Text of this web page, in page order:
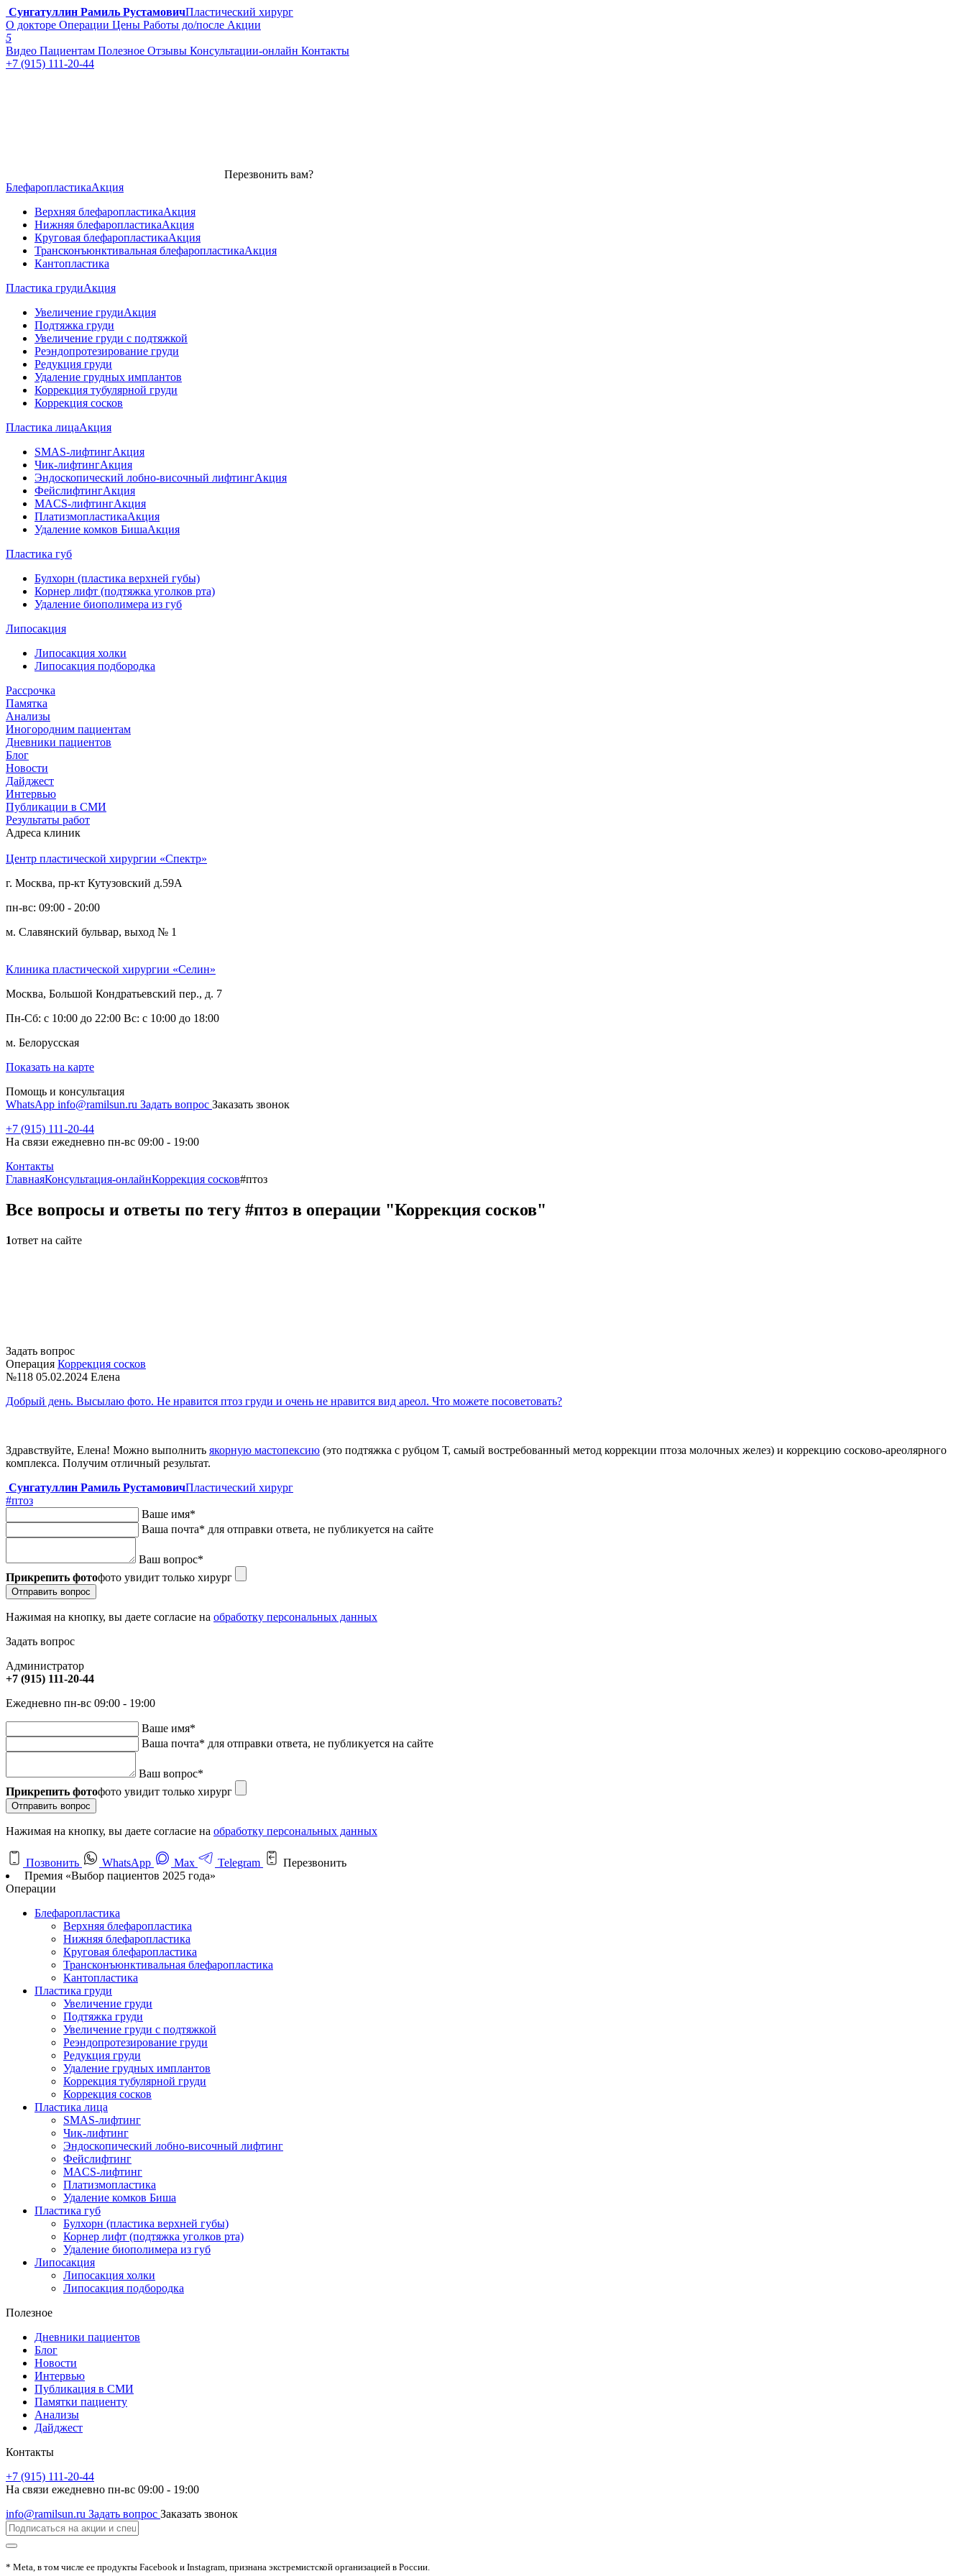
Сунгатуллин Рамиль РустамовичПластический хирург
О докторе Операции Цены Работы до/после Акции
5
Видео Пациентам Полезное Отзывы Консультации-онлайн Контакты
+7 (915) 111-20-44
Перезвонить вам?
БлефаропластикаАкция
Верхняя блефаропластикаАкция
Нижняя блефаропластикаАкция
Круговая блефаропластикаАкция
Трансконъюнктивальная блефаропластикаАкция
Кантопластика
Пластика грудиАкция
Увеличение грудиАкция
Подтяжка груди
Увеличение груди с подтяжкой
Реэндопротезирование груди
Редукция груди
Удаление грудных имплантов
Коррекция тубулярной груди
Коррекция сосков
Пластика лицаАкция
SMAS-лифтингАкция
Чик-лифтингАкция
Эндоскопический лобно-височный лифтингАкция
ФейслифтингАкция
MACS-лифтингАкция
ПлатизмопластикаАкция
Удаление комков БишаАкция
Пластика губ
Булхорн (пластика верхней губы)
Корнер лифт (подтяжка уголков рта)
Удаление биополимера из губ
Липосакция
Липосакция холки
Липосакция подбородка
Рассрочка
Памятка
Анализы
Иногородним пациентам
Дневники пациентов
Блог
Новости
Дайджест
Интервью
Публикации в СМИ
Результаты работ
Адреса клиник
Центр пластической хирургии «Спектр»
г. Москва, пр-кт Кутузовский д.59А
пн-вс: 09:00 - 20:00
м. Славянский бульвар, выход № 1
Клиника пластической хирургии «Селин»
Москва, Большой Кондратьевский пер., д. 7
Пн-Сб: с 10:00 до 22:00 Вс: с 10:00 до 18:00
м. Белорусская
Показать на карте
Помощь и консультация
WhatsApp info@ramilsun.ru Задать вопрос Заказать звонок
+7 (915) 111-20-44
На связи ежедневно пн-вс 09:00 - 19:00
Контакты
ГлавнаяКонсультация-онлайнКоррекция сосков#птоз
Все вопросы и ответы по тегу #птоз в операции "Коррекция сосков"
1ответ на сайте
Задать вопрос
Операция Коррекция сосков
№118 05.02.2024 Елена
Добрый день. Высылаю фото. Не нравится птоз груди и очень не нравится вид ареол. Что можете посоветовать?
Здравствуйте, Елена! Можно выполнить якорную мастопексию (это подтяжка с рубцом Т, самый востребованный метод коррекции птоза молочных желез) и коррекцию сосково-ареолярного
комплекса. Получим отличный результат.
Сунгатуллин Рамиль РустамовичПластический хирург
#птоз
Ваше имя*
Ваша почта* для отправки ответа, не публикуется на сайте
Ваш вопрос*
Прикрепить фотофото увидит только хирург
Отправить вопрос
Нажимая на кнопку, вы даете согласие на обработку персональных данных
Задать вопрос
Администратор
+7 (915) 111-20-44
Ежедневно пн-вс 09:00 - 19:00
Ваше имя*
Ваша почта* для отправки ответа, не публикуется на сайте
Ваш вопрос*
Прикрепить фотофото увидит только хирург
Отправить вопрос
Нажимая на кнопку, вы даете согласие на обработку персональных данных
Позвонить WhatsApp Max Telegram
Перезвонить
Премия «Выбор пациентов 2025 года»
Операции
Блефаропластика
Верхняя блефаропластика
Нижняя блефаропластика
Круговая блефаропластика
Трансконъюнктивальная блефаропластика
Кантопластика
Пластика груди
Увеличение груди
Подтяжка груди
Увеличение груди с подтяжкой
Реэндопротезирование груди
Редукция груди
Удаление грудных имплантов
Коррекция тубулярной груди
Коррекция сосков
Пластика лица
SMAS-лифтинг
Чик-лифтинг
Эндоскопический лобно-височный лифтинг
Фейслифтинг
MACS-лифтинг
Платизмопластика
Удаление комков Биша
Пластика губ
Булхорн (пластика верхней губы)
Корнер лифт (подтяжка уголков рта)
Удаление биополимера из губ
Липосакция
Липосакция холки
Липосакция подбородка
Полезное
Дневники пациентов
Блог
Новости
Интервью
Публикация в СМИ
Памятки пациенту
Анализы
Дайджест
Контакты
+7 (915) 111-20-44
На связи ежедневно пн-вс 09:00 - 19:00
info@ramilsun.ru Задать вопрос Заказать звонок
* Meta, в том числе ее продукты Facebook и Instagram, признана экстремистской организацией в России.